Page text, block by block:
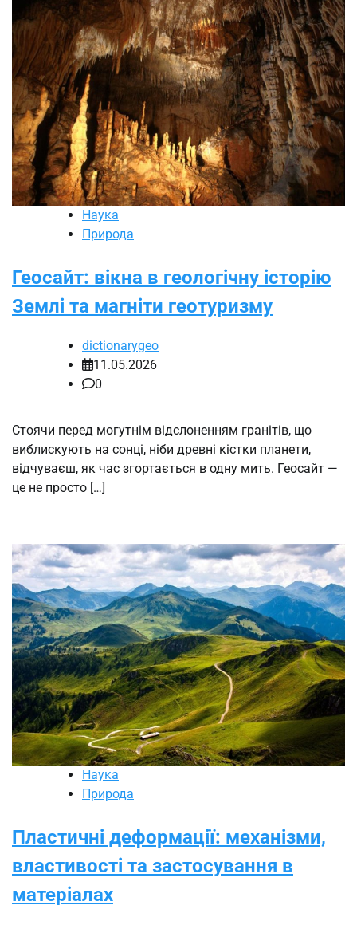
Наука
Природа
Геосайт: вікна в геологічну історію
Землі та магніти геотуризму
dictionarygeo
11.05.2026
0
Стоячи перед могутнім відслоненням гранітів, що
виблискують на сонці, ніби древні кістки планети,
відчуваєш, як час згортається в одну мить. Геосайт —
це не просто […]
Наука
Природа
Пластичні деформації: механізми,
властивості та застосування в
матеріалах